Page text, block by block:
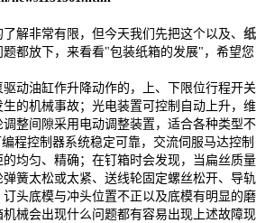
解非常有限，但今天我们先把这个以及、 纸
都放下，来看看"包装纸箱的发展"，希望您
动油缸作升降动作的，上、下限位行程开关
的机械事故；光电装置可控制自动上升，维
整间隙采用电动调整装置，适合各种类型不
程控制器系统稳定可靠，交流伺服马达控制
均匀、精确；在钉箱时会发现，当扁丝质量
簧太松或太紧、送线轮固定螺丝松开、导轨
头底模与冲头位置不正以及底模有明显的磨
械会出现什么问题都有容易出现上述故障现